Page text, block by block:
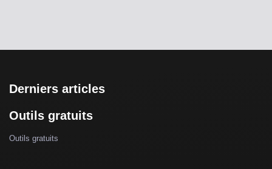
Derniers articles
Outils gratuits
Outils gratuits